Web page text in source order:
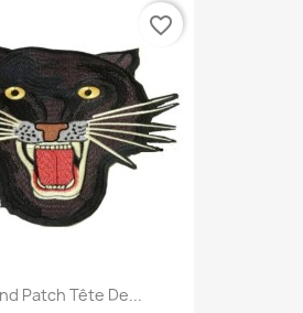
Patch Tête De...
favorite_border